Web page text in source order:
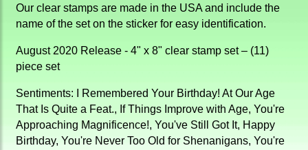
Our clear stamps are made in the USA and include the
name of the set on the sticker for easy identification.
August 2020 Release - 4" x 8" clear stamp set – (11)
piece set
Sentiments: I Remembered Your Birthday! At Our Age
That Is Quite a Feat., If Things Improve with Age, You're
Approaching Magnificence!, You've Still Got It, Happy
Birthday, You're Never Too Old for Shenanigans, You're